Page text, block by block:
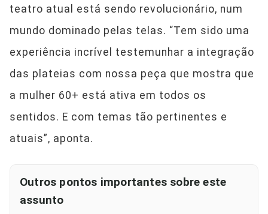
teatro atual está sendo revolucionário, num
mundo dominado pelas telas. “Tem sido uma
experiência incrível testemunhar a integração
das plateias com nossa peça que mostra que
a mulher 60+ está ativa em todos os
sentidos. E com temas tão pertinentes e
atuais”, aponta.
Outros pontos importantes sobre este
assunto